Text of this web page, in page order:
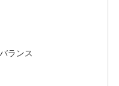
ランス